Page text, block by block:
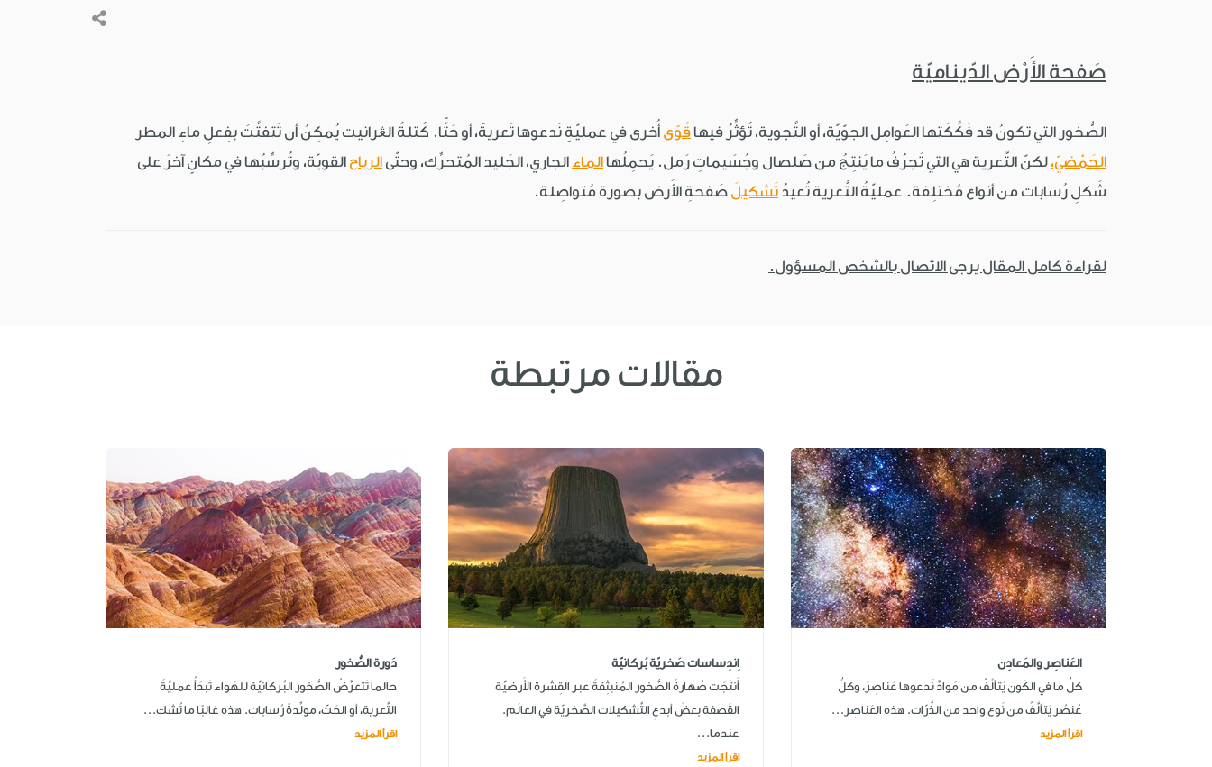
صَفحة الأَرْض الدّيناميّة
الصُّخور التي تكونُ قد فَكَّكَتها العَوامِل الجوّيّة، أو التَّجوية، تُؤثِّرُ فيها قُوًى أُخرى في عمليّةٍ نَدعوها تَعريةً، أو حَتًّا. كُتلةُ الڠرانيت يُمكِنُ أن تَتفتَّتَ بفِعلِ ماءِ المطر
الحَمْضيّ، لكنّ التَّعرية هي التي تَجرُفُ ما يَنتِجُ من صَلصال وجُسَيماتِ رَمل. يَحمِلُها الماء الجاري، الجَليد المُتحرِّك، وحتّى الرياح القويّة، وتُرسِّبُها في مكانٍ آخرَ على
شَكلِ رُسابات من أنواع مُختلِفة. عمليّةُ التَّعرية تُعيدُ تَشكيلَ صَفحةِ الأَرض بصورة مُتواصِلة.
لقراءة كامل المقال يرجى الاتصال بالشخص المسؤول.
مقالات مرتبطة
العَناصِر والمَعادِن
كلُّ ما في الكَون يَتألَّفُ من مَوادَّ نَدعوها عَناصِرَ، وكلُّ
عُنصُر يَتألَّفُ من نَوع واحد من الذَّرّات. هذه العَناصِر...
اقرأ المزيد
اِندِساسات صَخريّة بُركانيّة
أَنتَجَت صُهارةُ الصُّخور المُنبثِقةُ عبر القِشرة الأَرضيّة
القَصِفة بعضَ أبدعِ التَّشكيلات الصَّخريّة في العالَم.
عندما...
اقرأ المزيد
دَورة الصُّخور
حالما تَتعرَّضُ الصُّخور البُركانيّة للهَواء تَبدَأُ عمليّةُ
التَّعرية، أو الحَتّ، مولِّدةً رُساباتٍ. هذه غالبًا ما تُشك...
اقرأ المزيد